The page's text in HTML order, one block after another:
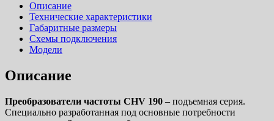
Описание
Технические характеристики
Габаритные размеры
Схемы подключения
Модели
Описание
Преобразователи частоты CHV 190 – подъемная серия.
Специально разработанная под основные потребности